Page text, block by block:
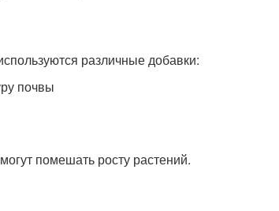
различные добавки:
почвы
помешать росту растений.